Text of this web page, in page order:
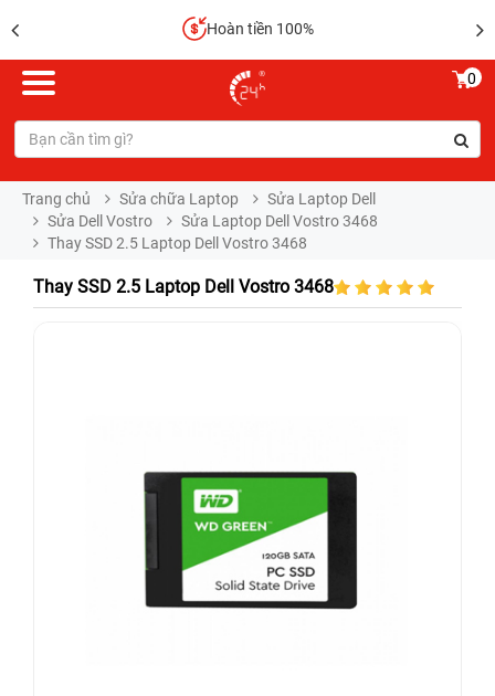
Hoàn tiền 100%
0
Trang chủ Sửa chữa Laptop
Sửa Laptop Dell
Sửa Dell Vostro
Sửa Laptop Dell Vostro 3468
Thay SSD 2.5 Laptop Dell Vostro 3468
Thay SSD 2.5 Laptop Dell Vostro 3468